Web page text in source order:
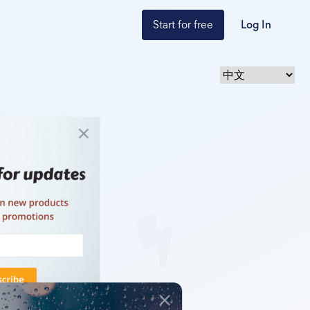
Start for free Log In